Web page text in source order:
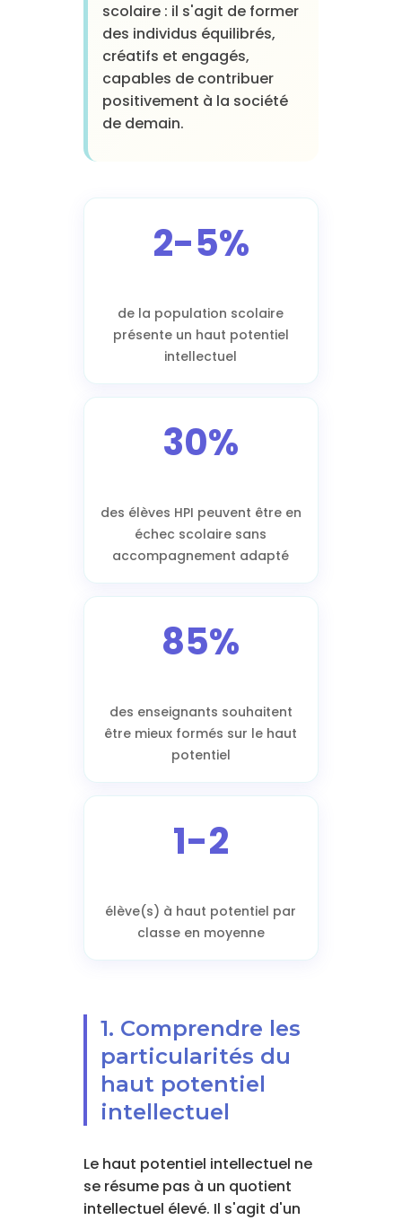
scolaire : il s'agit de former
des individus équilibrés,
créatifs et engagés,
capables de contribuer
positivement à la société
de demain.
2-5%
de la population scolaire
présente un haut potentiel
intellectuel
30%
des élèves HPI peuvent être en
échec scolaire sans
accompagnement adapté
85%
des enseignants souhaitent
être mieux formés sur le haut
potentiel
1-2
élève(s) à haut potentiel par
classe en moyenne
1. Comprendre les
particularités du
haut potentiel
intellectuel
Le haut potentiel intellectuel ne
se résume pas à un quotient
intellectuel élevé. Il s'agit d'un